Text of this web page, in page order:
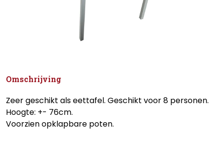
Omschrijving
Zeer geschikt als eettafel. Geschikt voor 8 personen.
Hoogte: +- 76cm.
Voorzien opklapbare poten.